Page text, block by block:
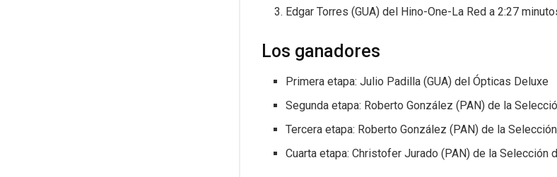
Edgar Torres (GUA) del Hino-One-La Red a 2:27
Los ganadores
Primera etapa: Julio Padilla (GUA) del Ópticas Deluxe
Segunda etapa: Roberto González (PAN) de la
Tercera etapa: Roberto González (PAN) de la
Cuarta etapa: Christofer Jurado (PAN) de la Selección